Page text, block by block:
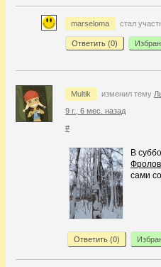
marseloma стал
Ответить (0)
Multik изменил тему
9 г., 6 мес. назад
#
В
сами
Ответить (0)